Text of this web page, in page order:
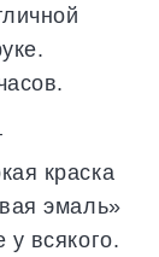
краска
эмаль»
у всякого.